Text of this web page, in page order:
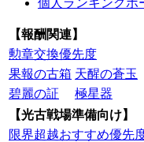
個人ランキングボ
【報酬関連】
勲章交換優先度
果報の古箱 天醒の蒼玉
碧麗の証
極星器
【光古戦場準備向け】
限界超越おすすめ優先